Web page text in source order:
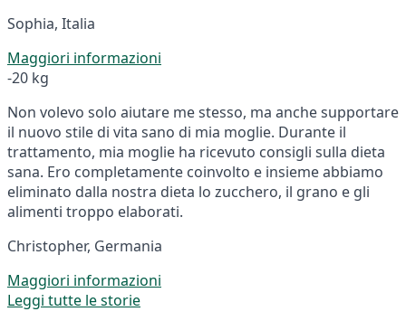
Sophia, Italia
Maggiori informazioni
-20 kg
Non volevo solo aiutare me stesso, ma anche supportare
il nuovo stile di vita sano di mia moglie. Durante il
trattamento, mia moglie ha ricevuto consigli sulla dieta
sana. Ero completamente coinvolto e insieme abbiamo
eliminato dalla nostra dieta lo zucchero, il grano e gli
alimenti troppo elaborati.
Christopher, Germania
Maggiori informazioni
Leggi tutte le storie